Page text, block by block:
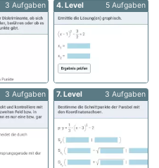
3 Aufgaben 4. Level 5 Aufgaben
3 Aufgaben 7. Level 3 Aufgaben